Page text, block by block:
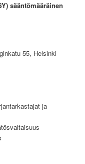
sääntömääräinen
55, Helsinki
ja